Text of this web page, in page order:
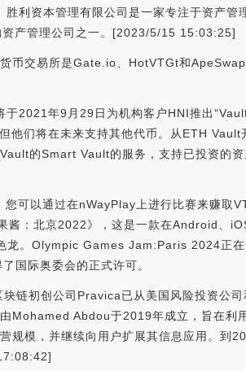
利资本管理有限公司是一家专注于资产管
资产管理公司之一。[2023/5/15 15:03:25]
币交易所是Gate.io、HotVTGt和
2021年9月29日为机构客户HNI推出
他们将在未来支持其他代币。从ETH Vault
的Smart Vault的服务，支持已投资的资
可以通过在nWayPlay上进行比赛来赚取
酱：北京2022》，这是一款在Android、
龙。Olympic Games Jam:Paris 2024正
国际奥委会的正式许可。
链初创公司Pravica已从美国风险投资公司
Mohamed Abdou于2019年成立，旨在利
规模，并继续向用户扩展其信息应用。到